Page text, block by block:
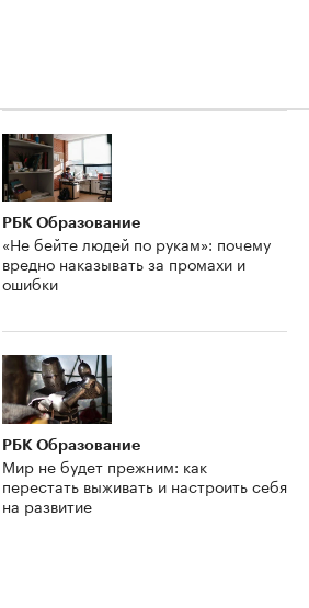
РБК Образование
«Не бейте людей по рукам»: почему
вредно наказывать за промахи и
ошибки
РБК Образование
Мир не будет прежним: как
перестать выживать и настроить себя
на развитие